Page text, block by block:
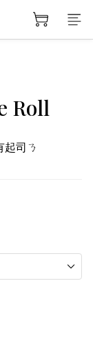
Roll
司ㄋ